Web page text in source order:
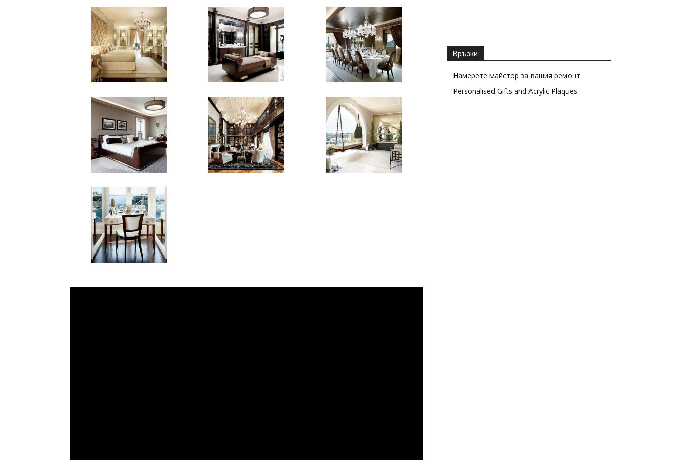
Връзки
Намерете майстор за вашия ремонт
Personalised Gifts and Acrylic Plaques